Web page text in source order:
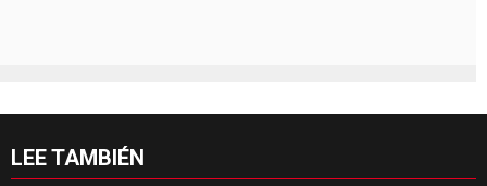
LEE TAMBIÉN